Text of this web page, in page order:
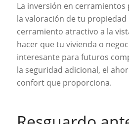
La inversión en
la valoración de tu propiedad
cerramiento atractivo a la
hacer que tu vivienda o
interesante para futuros
la seguridad adicional, el
confort que proporciona.